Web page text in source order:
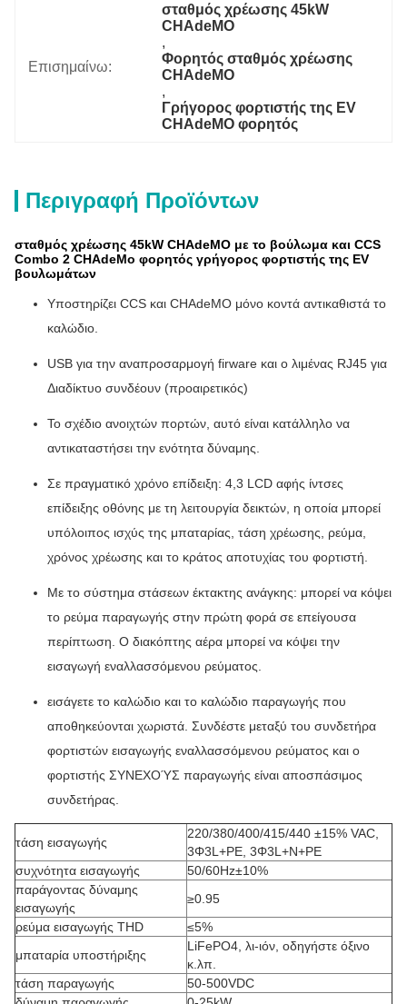
Επισημαίνω:
σταθμός χρέωσης 45kW
CHAdeMO
,
Φορητός σταθμός χρέωσης
CHAdeMO
,
Γρήγορος φορτιστής της EV
CHAdeMO φορητός
Περιγραφή Προϊόντων
σταθμός χρέωσης 45kW CHAdeMO με το βούλωμα και CCS
Combo 2 CHAdeMo φορητός γρήγορος φορτιστής της EV
βουλωμάτων
Υποστηρίζει CCS και CHAdeMO μόνο κοντά αντικαθιστά το
καλώδιο.
USB για την αναπροσαρμογή firware και ο λιμένας RJ45 για
Διαδίκτυο συνδέουν (προαιρετικός)
Το σχέδιο ανοιχτών πορτών, αυτό είναι κατάλληλο να
αντικαταστήσει την ενότητα δύναμης.
Σε πραγματικό χρόνο επίδειξη: 4,3 LCD αφής ίντσες
επίδειξης οθόνης με τη λειτουργία δεικτών, η οποία μπορεί
υπόλοιπος ισχύς της μπαταρίας, τάση χρέωσης, ρεύμα,
χρόνος χρέωσης και το κράτος αποτυχίας του φορτιστή.
Με το σύστημα στάσεων έκτακτης ανάγκης: μπορεί να κόψει
το ρεύμα παραγωγής στην πρώτη φορά σε επείγουσα
περίπτωση. Ο διακόπτης αέρα μπορεί να κόψει την
εισαγωγή εναλλασσόμενου ρεύματος.
εισάγετε το καλώδιο και το καλώδιο παραγωγής που
αποθηκεύονται χωριστά . Συνδέστε μεταξύ του συνδετήρα
φορτιστών εισαγωγής εναλλασσόμενου ρεύματος και ο
φορτιστής ΣΥΝΕΧΟΎΣ παραγωγής είναι αποσπάσιμος
συνδετήρας.
τάση εισαγωγής
220/380/400/415/440 ±15% VAC,
3Φ3L+PE, 3Φ3L+N+PE
συχνότητα εισαγωγής
50/60Hz±10%
παράγοντας δύναμης
εισαγωγής
≥0.95
ρεύμα εισαγωγής THD
≤5%
μπαταρία υποστήριξης
LiFePO4, λι-ιόν, οδηγήστε όξινο
κ.λπ.
τάση παραγωγής
50-500VDC